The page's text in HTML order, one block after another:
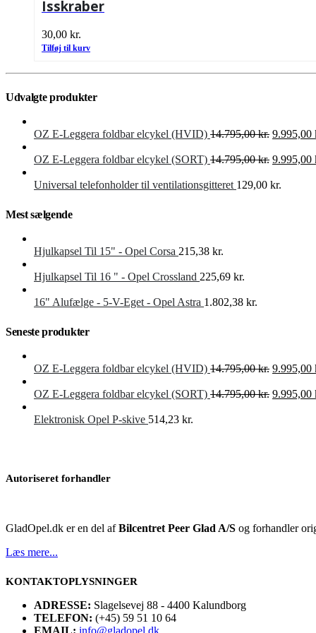
Isskraber
30,00 kr.
Tilføj til kurv
Udvalgte produkter
OZ E-Leggera foldbar elcykel (HVID) 14.795,00kr. Den
pris
14.795,00
9.995,00
OZ E-Leggera foldbar elcykel (SORT) 14.795,00kr. Den
pris
9.995,00
Universal telefonholder til ventilationsgitteret 129,00 kr.
Mest sælgende
Hjulkapsel Til 15" - Opel Corsa 215,38 kr.
Hjulkapsel Til 16 " - Opel Crossland 225,69 kr.
16" Alufælge - 5-V-Eget - Opel Astra 1.802,38 kr.
Seneste produkter
OZ E-Leggera foldbar elcykel (HVID) 14.795,00kr. Den
pris
9.995,00
OZ E-Leggera foldbar elcykel (SORT) 14.795,00kr. Den
9.995,00
Elektronisk Opel P-skive 514,23 kr.
Autoriseret forhandler
GladOpel.dk er en del afBilcentret Peer Glad A/S og forhandler
Læs mere...
KONTAKTOPLYSNINGER
ADRESSE: Slagelsevej 88 - 4400 Kalundborg
TELEFON: (+45) 59 51 10 64